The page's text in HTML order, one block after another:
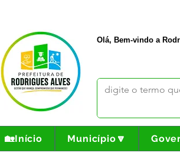
Olá, Bem-vindo a
🏡Início Município🔽